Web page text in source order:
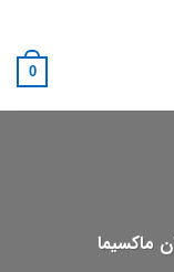
0
ماکسیما